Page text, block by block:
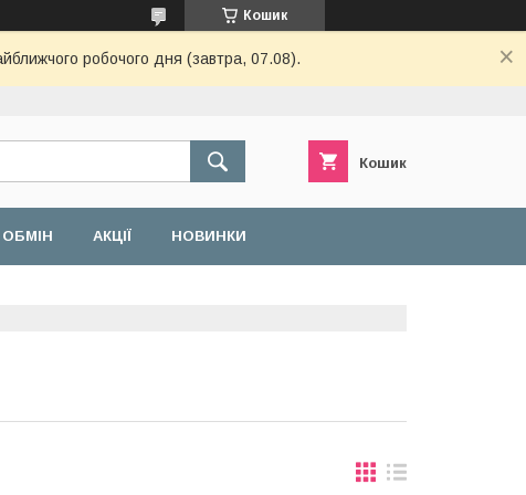
Кошик
робочого дня (завтра, 07.08).
Кошик
АКЦІЇ НОВИНКИ